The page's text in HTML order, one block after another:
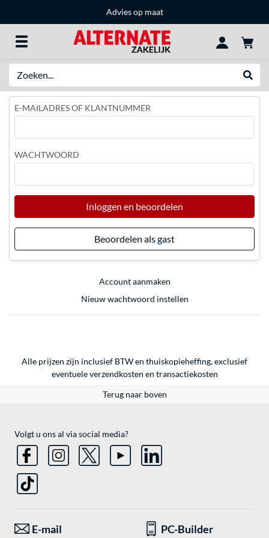
Advies op maat
E-MAILADRES OF KLANTNUMMER
WACHTWOORD
Inloggen en beoordelen
Beoordelen als gast
Account aanmaken
Nieuw wachtwoord instellen
Alle prijzen zijn inclusief BTW en thuiskopieheffing, exclusief
eventueleverzendkosten en transactiekosten
Terug naar boven
Volgt u ons al via social media?
E-mail PC-Builder